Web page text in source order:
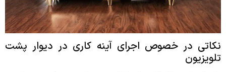
نکاتی در خصوص اجرای آینه کاری در دیوار پشت
تلویزیون